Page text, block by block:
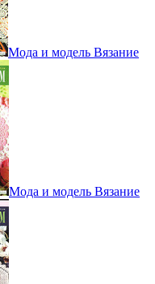
Мода и модель Вязание
Мода и модель Вязание